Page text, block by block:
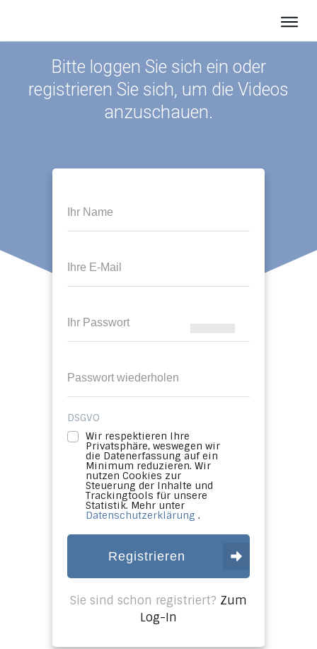
Über
Bitte loggen Sie sich ein oder
registrieren Sie sich, um die Videos
anzuschauen.
DSGVO
Wir respektieren Ihre
Privatsphäre, weswegen wir
die Datenerfassung auf ein
Minimum reduzieren. Wir
nutzen Cookies zur
Steuerung der Inhalte und
Trackingtools für unsere
Statistik. Mehr unter
Datenschutzerklärung .
Registrieren
Sie sind schon registriert? Zum
Log-In